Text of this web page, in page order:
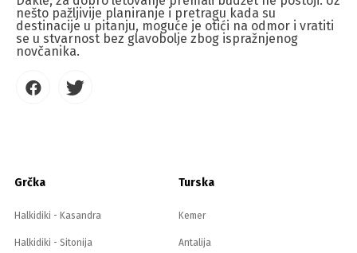
nešto pažljivije planiranje i pretragu kada su
destinacije u pitanju, moguće je otići na odmor i vratiti
se u stvarnost bez glavobolje zbog ispražnjenog
novčanika.
Grčka
Halkidiki - Kasandra
Halkidiki - Sitonija
Turska
Kemer
Antalija